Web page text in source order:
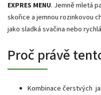
EXPRES MENU. Jemně mletá
skořice a jemnou rozinkovou
jako sladká svačina nebo
Proč právě
Kombinace čerstvých